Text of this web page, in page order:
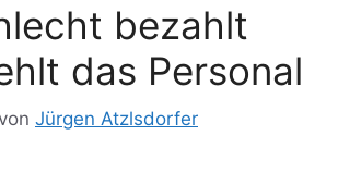
bezahlt
das Personal
von Jürgen Atzlsdorfer